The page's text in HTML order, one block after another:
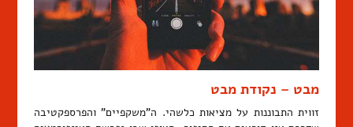
מבט – נקודת מבט
זווית התבוננות על מציאות כלשהי. ה"משקפיים" והפרספקטיבה